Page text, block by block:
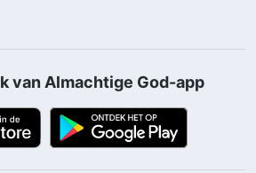
van Almachtige God-app